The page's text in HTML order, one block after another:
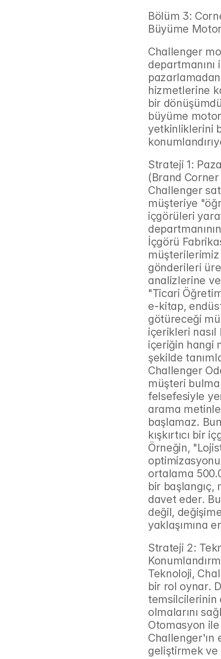
Bölüm 3:
Büyüme
Challenger
hizmetlerine
bir
büyüme
yetkinliklerini
Strateji 1:
(Brand
Challenger
müşteriye
içgörüleri
İçgörü
müşterilerimiz
gönderileri
analizlerine
"Ticari
e-kitap,
götüreceği
içerikleri
içeriğin hangi
şekilde
Challenger
müşteri
felsefesiyle
arama
başlamaz.
kışkırtıcı bir
Örneğin,
ortalama
bir
davet eder.
değil,
yaklaşımına
Strateji 2:
Teknoloji,
bir rol oynar.
temsilcilerinin
olmalarını
Otomasyon
Challenger'ın
geliştirmek